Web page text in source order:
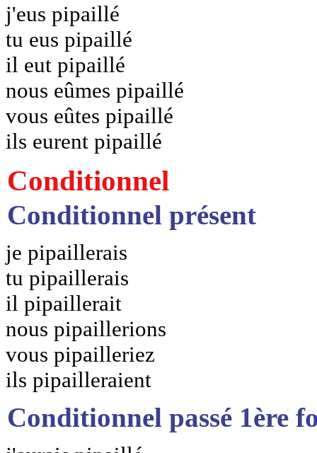
j'eus pipaillé
tu eus pipaillé
il eut pipaillé
nous eûmes pipaillé
vous eûtes pipaillé
ils eurent pipaillé
Conditionnel
Conditionnel présent
je pipaillerais
tu pipaillerais
il pipaillerait
nous pipaillerions
vous pipailleriez
ils pipailleraient
Conditionnel passé 1ère